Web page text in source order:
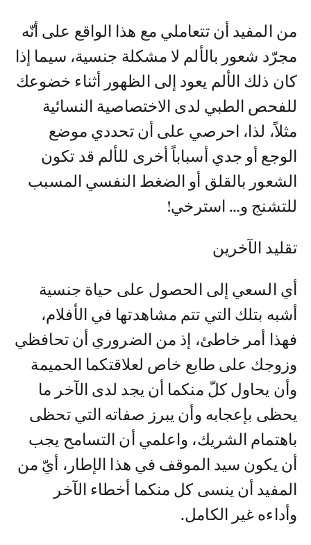
من المفيد أن تتعاملي مع هذا الواقع على أنّه
مجرّد شعور بالألم لا مشكلة جنسية، سيما إذا
كان ذلك الألم يعود إلى الظهور أثناء خضوعك
للفحص الطبي لدى الاختصاصية النسائية
مثلاً، لذا، احرصي على أن تحددي موضع
الوجع أو جدي أسباباً أخرى للألم قد تكون
الشعور بالقلق أو الضغط النفسي المسبب
للتشنج و… استرخي!
تقليد الآخرين
أي السعي إلى الحصول على حياة جنسية
أشبه بتلك التي تتم مشاهدتها في الأفلام،
فهذا أمر خاطئ، إذ من الضروري أن تحافظي
وزوجك على طابع خاص لعلاقتكما الحميمة
وأن يحاول كلّ منكما أن يجد لدى الآخر ما
يحظى بإعجابه وأن يبرز صفاته التي تحظى
باهتمام الشريك، واعلمي أن التسامح يجب
أن يكون سيد الموقف في هذا الإطار، أيّ من
المفيد أن ينسى كل منكما أخطاء الآخر
وأداءه غير الكامل.